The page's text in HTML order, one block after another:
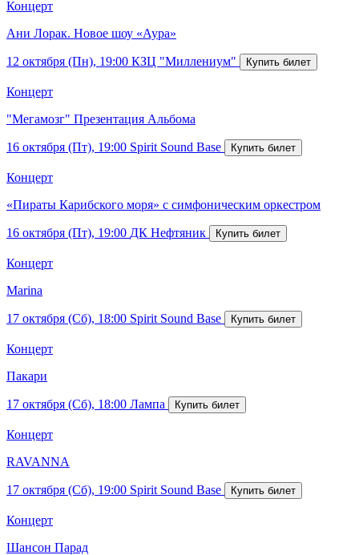
Концерт
Ани Лорак. Новое шоу «Аура»
12 октября (Пн), 19:00 КЗЦ "Миллениум"
Концерт
"Мегамозг" Презентация Альбома
16 октября (Пт), 19:00 Spirit Sound Base
Концерт
«Пираты Карибского моря» с симфоническим оркестром
16 октября (Пт), 19:00 ДК Нефтяник
Концерт
Marina
17 октября (Сб), 18:00 Spirit Sound Base
Концерт
Пакари
17 октября (Сб), 18:00 Лампа
Концерт
RAVANNA
17 октября (Сб), 19:00 Spirit Sound Base
Концерт
Шансон Парад